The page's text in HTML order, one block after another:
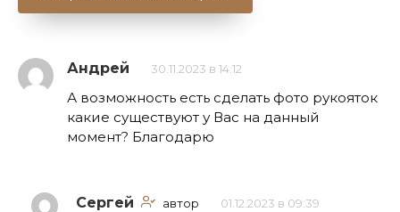
Андрей 30.11.2023 в 14:12
А возможность есть сделать фото рукояток
какие существуют у Вас на данный
момент? Благодарю
Сергей автор 01.12.2023 в 09:39